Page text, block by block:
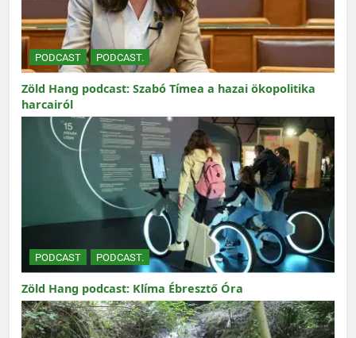
PODCAST PODCAST.
Zöld Hang podcast: Szabó Tímea a hazai ökopolitika
harcairól
PODCAST PODCAST.
Zöld Hang podcast: Klíma Ébresztő Óra